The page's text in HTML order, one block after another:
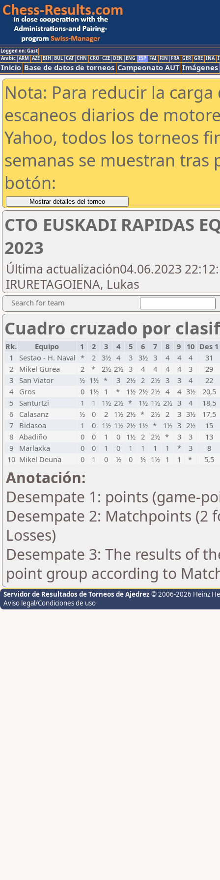
Logged on: Gast
Arabic ARM AZE BIH BUL CAT CHN CRO CZE DEN ENG ESP FAI FIN FRA GER GRE INA
Inicio Base de datos de torneos Campeonato AUT Imágenes
Nota: Para reducir la
escaneos diarios de
Yahoo, todos los torneos
semanas se muestran tras
botón:
CTO EUSKADI RAPIDAS
2023
Última actualización04.06.2023
IRURETAGOIENA, Lukas
Search for team
Cuadro cruzado por
Rk. Equipo 1 2 3 4 5 6 7 8 9 10 Des 1
1
Sestao - H. Naval * 2 3½ 4 3 3½ 3 4 4 4
31
2
Mikel Gurea 2 * 2½ 2½ 3 4 4 4 4 3
29
3
San Viator ½ 1½ * 3 2½ 2 2½ 3 3 4
22
4
Gros 0 1½ 1 * 1½ 2½ 2½ 4 4 3½
20,5
5
Santurtzi 1 1 1½ 2½ * 1½ 1½ 2½ 3 4
18,5
6
Calasanz ½ 0 2 1½ 2½ * 2½ 2 3 3½
17,5
7
Bidasoa 1 0 1½ 1½ 2½ 1½ * 1½ 3 2½
15
8 Abadiño 0 0 1 0 1½ 2 2½ * 3 3
13
9
Marlaxka 0 0 1 0 1 1 1 1 * 3
8
10 Mikel Deuna 0 1 0 ½ 0 ½ 1½ 1 1 * 5,5
Anotación:
Desempate 1: points (game-
Desempate 2: Matchpoints (2
Losses)
Desempate 3: The results of
point group according to
Servidor de Resultados de Torneos de Ajedrez © 2006-2026 Heinz
Aviso legal/Condiciones de uso